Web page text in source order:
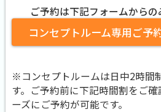
ご予約は下記フォームからの
コンセプトルーム専用ご予
※コンセプトルームは日中2時間
す。ご予約前に下記時間割をご
ーズにご予約が可能です。